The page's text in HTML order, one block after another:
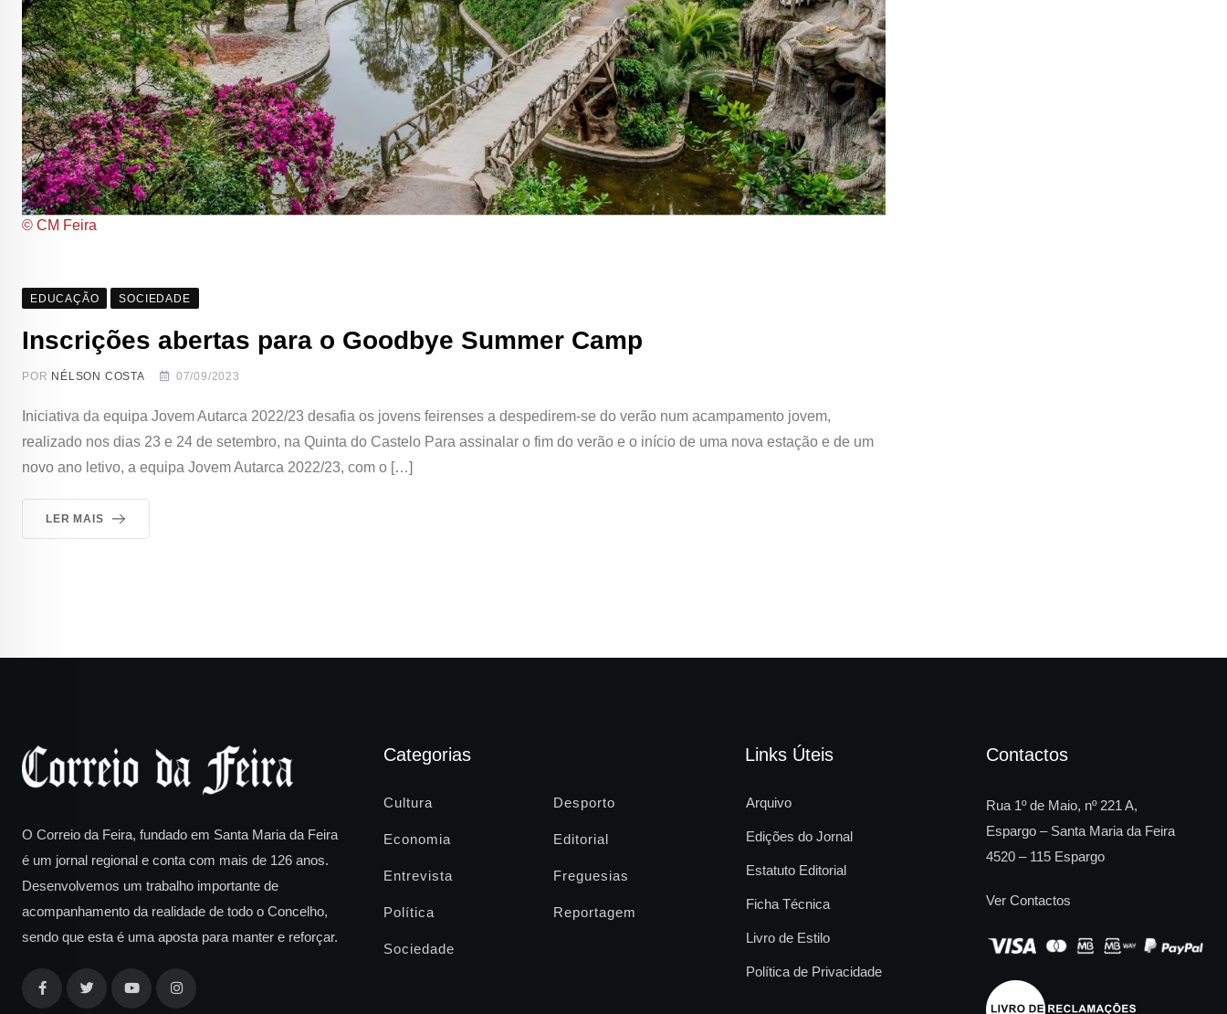
© CM Feira
EDUCAÇÃO SOCIEDADE
Inscrições abertas para o Goodbye Summer Camp
POR NÉLSON COSTA 07/09/2023
Iniciativa da equipa Jovem Autarca 2022/23 desafia os jovens feirenses a despedirem-se do verão num acampamento jovem,
realizado nos dias 23 e 24 de setembro, na Quinta do Castelo Para assinalar o fim do verão e o início de uma nova estação e de um
novo ano letivo, a equipa Jovem Autarca 2022/23, com o […]
LER MAIS
O Correio da Feira, fundado em Santa Maria da Feira
é um jornal regional e conta com mais de 126 anos.
Desenvolvemos um trabalho importante de
acompanhamento da realidade de todo o Concelho,
sendo que esta é uma aposta para manter e reforçar.
Categorias
Cultura Desporto
Economia Editorial
Entrevista Freguesias
Política Reportagem
Sociedade
Links Úteis
Arquivo
Edições do Jornal
Estatuto Editorial
Ficha Técnica
Livro de Estilo
Política de Privacidade
Contactos
Rua 1º de Maio, nº 221 A,
Espargo – Santa Maria da Feira
4520 – 115 Espargo
Ver Contactos